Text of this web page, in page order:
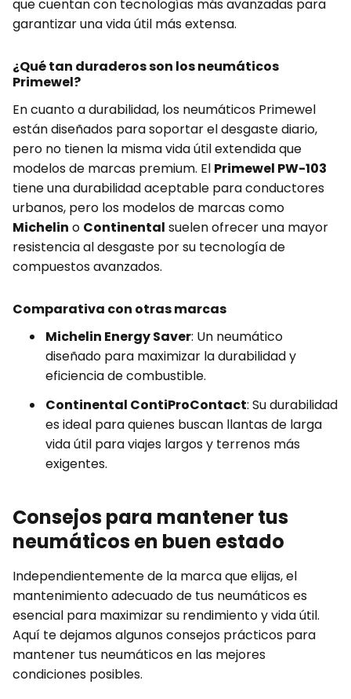
que cuentan con tecnologías más avanzadas para
garantizar una vida útil más extensa.
¿Qué tan duraderos son los neumáticos
Primewel?
En cuanto a durabilidad, los neumáticos Primewel
están diseñados para soportar el desgaste diario,
pero no tienen la misma vida útil extendida que
modelos de marcas premium. El Primewel PW-103
tiene una durabilidad aceptable para conductores
urbanos, pero los modelos de marcas como
Michelin o Continental suelen ofrecer una mayor
resistencia al desgaste por su tecnología de
compuestos avanzados.
Comparativa con otras marcas
Michelin Energy Saver: Un neumático
diseñado para maximizar la durabilidad y
eficiencia de combustible.
Continental ContiProContact: Su durabilidad
es ideal para quienes buscan llantas de larga
vida útil para viajes largos y terrenos más
exigentes.
Consejos para mantener tus
neumáticos en buen estado
Independientemente de la marca que elijas, el
mantenimiento adecuado de tus neumáticos es
esencial para maximizar su rendimiento y vida útil.
Aquí te dejamos algunos consejos prácticos para
mantener tus neumáticos en las mejores
condiciones posibles.